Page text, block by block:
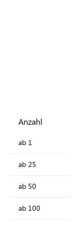
Anzahl
ab 1
ab 25
ab 50
ab 100